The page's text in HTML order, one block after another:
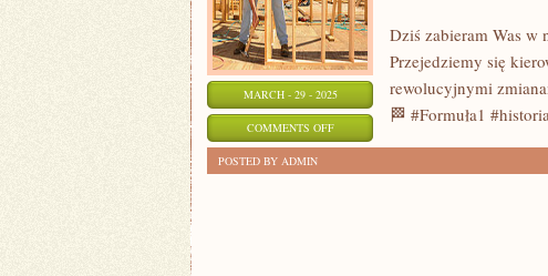
NA
WSPOLNE
SPĘDZANIE
CZASU!
MARCH - 29 - 2025
COMMENTS OFFON
Dziś zabieram Was w
Przejedziemy się
rewolucyjnymi
🏁 #Formuła1
POSTED BY ADMIN